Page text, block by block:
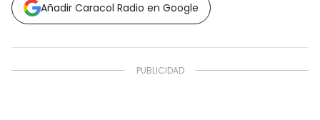
Añadir Caracol Radio en Google